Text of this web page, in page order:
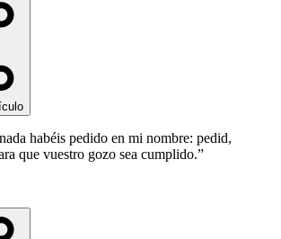
habéis pedido en mi nombre: pedid,
que vuestro gozo sea cumplido.”